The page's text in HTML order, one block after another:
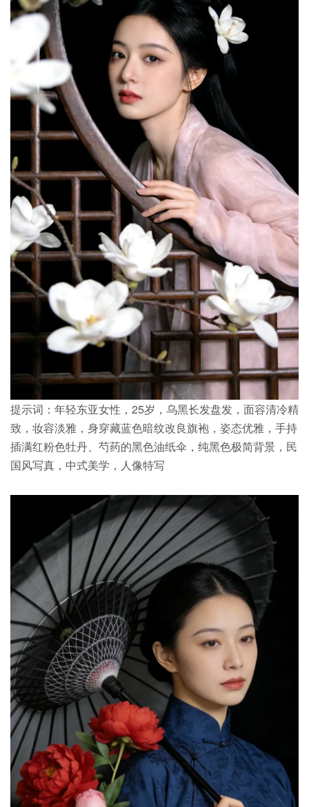
提示词：年轻东亚女性，25岁，乌黑长发盘发，面容清冷精
致，妆容淡雅，身穿藏蓝色暗纹改良旗袍，姿态优雅，手持
插满红粉色牡丹、芍药的黑色油纸伞，纯黑色极简背景，民
国风写真，中式美学，人像特写